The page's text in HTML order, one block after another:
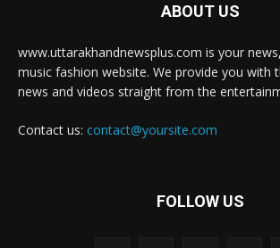
ABOUT US
www.uttarakhandnewsplus.com is your
music fashion website. We provide you with
news and videos straight from the
Contact us: contact@yoursite.com
FOLLOW US